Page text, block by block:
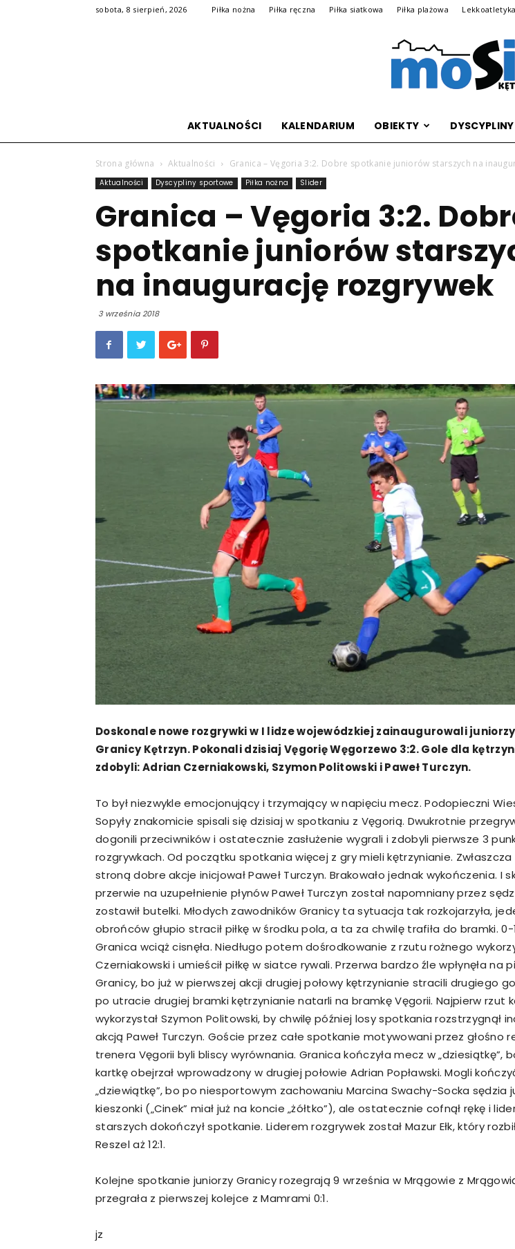
sobota, 8 sierpień, 2026 Piłka nożna Piłka ręczna Piłka siatkowa Piłka plażowa Lekkoatletyka
wersja
MOSiR
Kętrzyn
AKTUALNOŚCI KALENDARIUM OBIEKTY DYSCYPLINY
Strona główna Aktualności Granica – Vęgoria 3:2. Dobre spotkanie juniorów starszych na
Aktualności Dyscypliny sportowe Piłka nożna Slider
Granica – Vęgoria 3:2.
spotkanie juniorów
na inaugurację rozgrywek
3 września 2018
Doskonale nowe rozgrywki w I lidze wojewódzkiej zainaugurowali
Granicy Kętrzyn. Pokonali dzisiaj Vęgorię Węgorzewo 3:2. Gole dla
zdobyli: Adrian Czerniakowski, Szymon Politowski i Paweł Turczyn.
To był niezwykle emocjonujący i trzymający w napięciu mecz. Podopieczni
Sopyły znakomicie spisali się dzisiaj w spotkaniu z Vęgorią. Dwukrotnie
dogonili przeciwników i ostatecznie zasłużenie wygrali i zdobyli pierwsze 3
rozgrywkach. Od początku spotkania więcej z gry mieli kętrzynianie. Zwłaszcza
stroną dobre akcje inicjował Paweł Turczyn. Brakowało jednak wykończenia. I
przerwie na uzupełnienie płynów Paweł Turczyn został napomniany przez
zostawił butelki. Młodych zawodników Granicy ta sytuacja tak rozkojarzyła,
obrońców głupio stracił piłkę w środku pola, a ta za chwilę trafiła do bramki. 0-
Granica wciąż cisnęła. Niedługo potem dośrodkowanie z rzutu rożnego
Czerniakowski i umieścił piłkę w siatce rywali. Przerwa bardzo źle wpłynęła na
Granicy, bo już w pierwszej akcji drugiej połowy kętrzynianie stracili drugiego
po utracie drugiej bramki kętrzynianie natarli na bramkę Vęgorii. Najpierw rzut
wykorzystał Szymon Politowski, by chwilę później losy spotkania rozstrzygnął
akcją Paweł Turczyn. Goście przez całe spotkanie motywowani przez głośno
trenera Vęgorii byli bliscy wyrównania. Granica kończyła mecz w „dziesiątkę”,
kartkę obejrzał wprowadzony w drugiej połowie Adrian Popławski. Mogli
„dziewiątkę”, bo po niesportowym zachowaniu Marcina Swachy-Socka sędzia
kieszonki („Cinek” miał już na koncie „żółtko”), ale ostatecznie cofnął rękę i
starszych dokończył spotkanie. Liderem rozgrywek został Mazur Ełk, który
Reszel aż 12:1.
Kolejne spotkanie juniorzy Granicy rozegrają 9 września w Mrągowie z
przegrała z pierwszej kolejce z Mamrami 0:1.
jz